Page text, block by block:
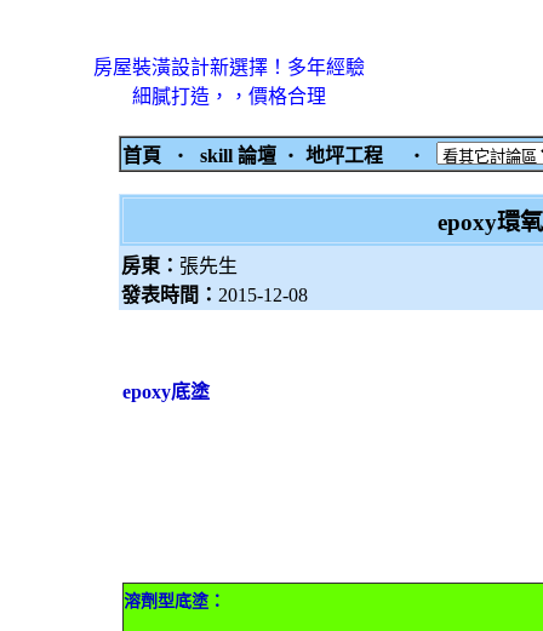
房屋裝潢設計新選擇！多年經驗
細膩打造，，價格合理
首頁 ‧ skill 論壇 ‧ 地坪工程 ‧
epoxy環
房東： 張先生
發表時間： 2015-12-08
epoxy底塗
溶劑型底塗：